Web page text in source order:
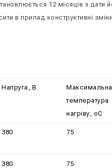
12 місяців з дати
в прилад конструктивні
Напруга, В
Максимальна
температура
нагріву, оС
380 75
380 75